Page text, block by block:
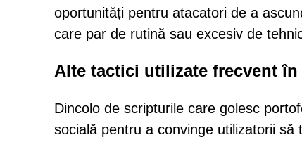
oportunități pentru atacatori de a
care par de rutină sau excesiv de
Alte tactici utilizate frecvent
Dincolo de scripturile care golesc
socială pentru a convinge utilizatorii